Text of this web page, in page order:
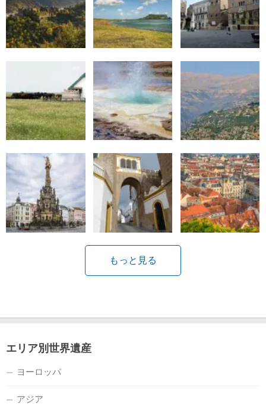
もっと見る
エリア別世界遺産
ヨーロッパ
アジア